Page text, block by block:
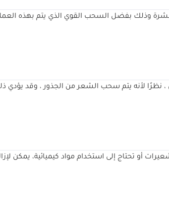
وذلك بفضل السحب القوي الذي يتم بهذه
، نظرًا لأنه يتم سحب الشعر من الجذور ، وقد
أو تحتاج إلى استخدام مواد كيميائية، يمكن